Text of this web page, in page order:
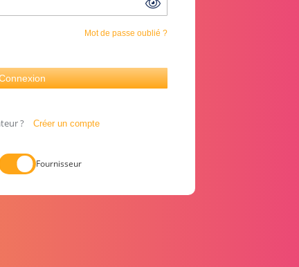
Mot de passe oublié ?
? Créer un compte
Fournisseur